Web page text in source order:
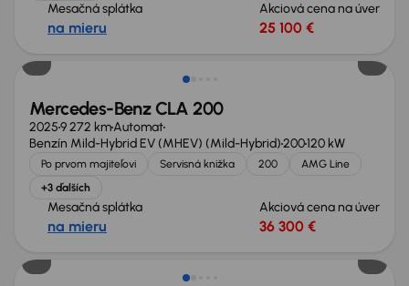
Mesačná splátka
na mieru
Akciová cena na úver
25 100 €
Zlacnené o 2 800 €
Mercedes-Benz CLA 200
20259 272 kmAutomat
Benzín Mild-Hybrid EV (MHEV) (Mild-Hybrid)200120 kW
Po prvom majiteľovi Servisná knižka 200
AMG Line
+3 ďalších
Mesačná splátka
na mieru
Akciová cena na úver
36 300 €
Zlacnené o 1 600 €